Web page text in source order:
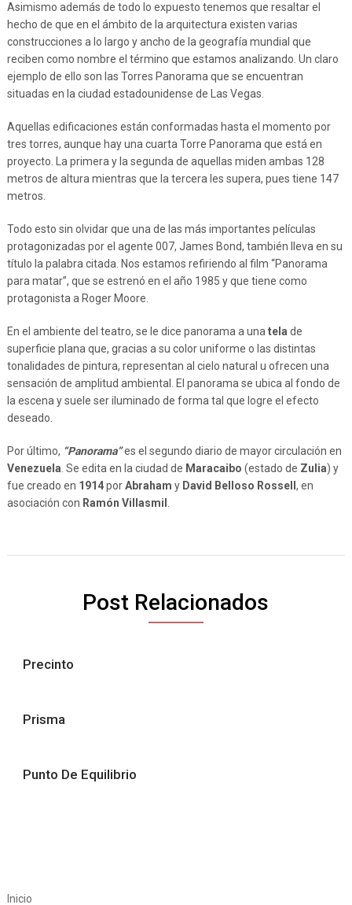
Asimismo además de todo lo expuesto tenemos que resaltar el
hecho de que en el ámbito de la arquitectura existen varias
construcciones a lo largo y ancho de la geografía mundial que
reciben como nombre el término que estamos analizando. Un claro
ejemplo de ello son las Torres Panorama que se encuentran
situadas en la ciudad estadounidense de Las Vegas.
Aquellas edificaciones están conformadas hasta el momento por
tres torres, aunque hay una cuarta Torre Panorama que está en
proyecto. La primera y la segunda de aquellas miden ambas 128
metros de altura mientras que la tercera les supera, pues tiene 147
metros.
Todo esto sin olvidar que una de las más importantes películas
protagonizadas por el agente 007, James Bond, también lleva en su
título la palabra citada. Nos estamos refiriendo al film “Panorama
para matar”, que se estrenó en el año 1985 y que tiene como
protagonista a Roger Moore.
En el ambiente del teatro, se le dice panorama a una tela de
superficie plana que, gracias a su color uniforme o las distintas
tonalidades de pintura, representan al cielo natural u ofrecen una
sensación de amplitud ambiental. El panorama se ubica al fondo de
la escena y suele ser iluminado de forma tal que logre el efecto
deseado.
Por último, “Panorama”es el segundo diario de mayor circulación en
Venezuela . Se edita en la ciudad de Maracaibo (estado de Zulia) y
fue creado en 1914porAbraham y David Belloso Rossell , en
asociación con Ramón Villasmil
Post Relacionados
Precinto
Prisma
Punto De Equilibrio
Inicio